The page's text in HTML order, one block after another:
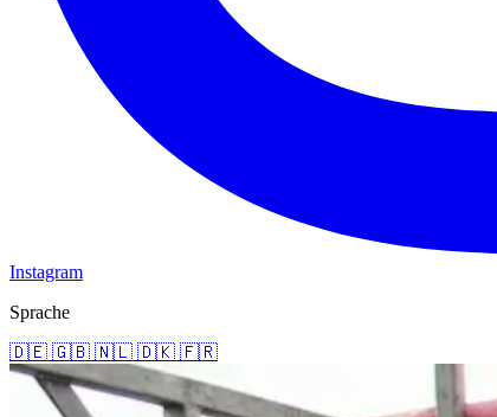
Instagram
Sprache
🇩🇪 🇬🇧 🇳🇱 🇩🇰 🇫🇷